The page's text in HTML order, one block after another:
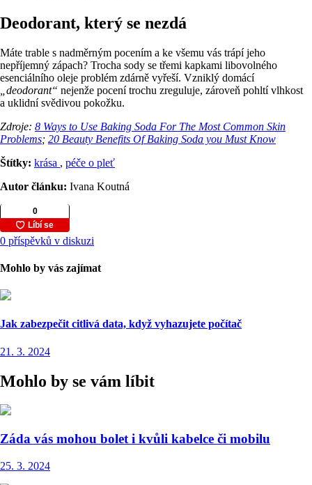
Deodorant, který se nezdá
Máte trable s nadměrným pocením a ke všemu vás trápí jeho
nepříjemný zápach? Trocha sody se třemi kapkami libovolného
esenciálního oleje problém zdárně vyřeší. Vzniklý domácí
„deodorant“ nejenže pocení trochu zreguluje, zároveň pohltí vlhkost
a uklidní svědivou pokožku.
Zdroje: 8 Ways to Use Baking Soda For The Most Common Skin
Problems; 20 Beauty Benefits Of Baking Soda you Must Know
Štítky: krása , péče o pleť
Autor článku: Ivana Koutná
0 příspěvků v diskuzi
Mohlo by vás zajímat
Jak zabezpečit citlivá data, když vyhazujete počítač
21. 3. 2024
Mohlo by se vám líbit
Záda vás mohou bolet i kvůli kabelce či mobilu
25. 3. 2024